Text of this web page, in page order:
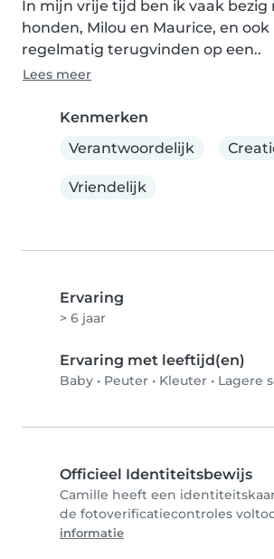
In mijn vrije tijd ben ik vaak
honden, Milou en Maurice, en
regelmatig terugvinden op een..
Lees meer
Kenmerken
Verantwoordelijk
Vriendelijk
Ervaring
> 6 jaar
Ervaring met leeftijd(en)
Baby • Peuter • Kleuter • Lagere
Officieel Identiteitsbewijs
Camille heeft een
de fotoverificatiecontroles
informatie